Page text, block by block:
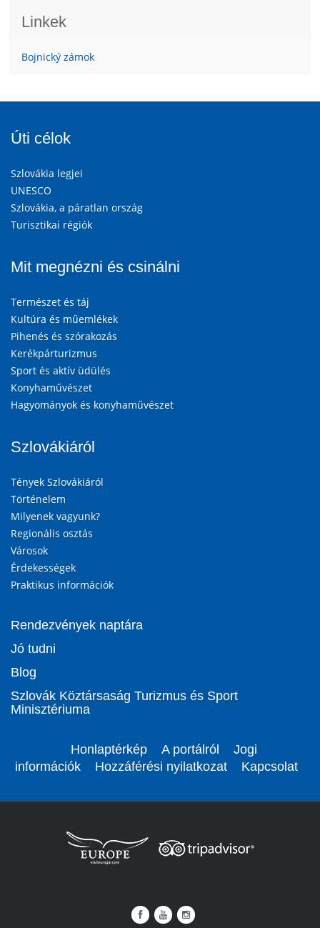
Linkek
Bojnický zámok
Úti célok
Szlovákia legjei
UNESCO
Szlovákia, a páratlan ország
Turisztikai régiók
Mit megnézni és csinálni
Természet és táj
Kultúra és műemlékek
Pihenés és szórakozás
Kerékpárturizmus
Sport és aktív üdülés
Konyhaművészet
Hagyományok és konyhaművészet
Szlovákiáról
Tények Szlovákiáról
Történelem
Milyenek vagyunk?
Regionális osztás
Városok
Érdekességek
Praktikus információk
Rendezvények naptára
Jó tudni
Blog
Szlovák Köztársaság Turizmus és Sport
Minisztériuma
Honlaptérkép A portálról
Jogi
információk
Hozzáférési nyilatkozat Kapcsolat